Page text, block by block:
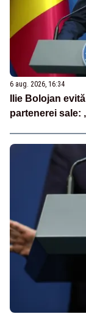
6 aug. 2026, 16:34
Ilie Bolojan
partenerei sale: